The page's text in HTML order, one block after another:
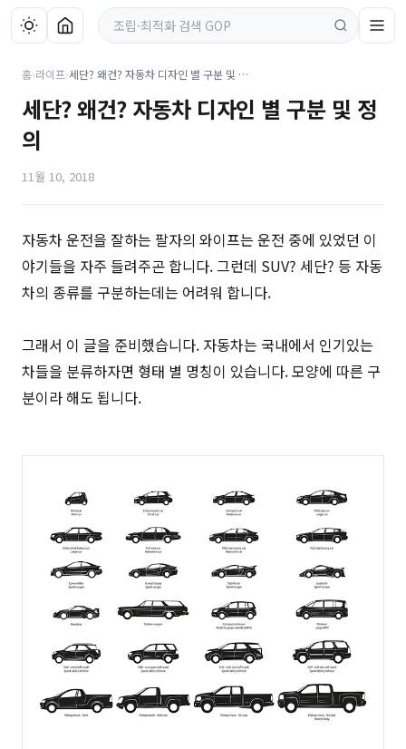
홈›라이프› 세단? 왜건? 자동차 디자인 별 구분 및 정의
세단? 왜건? 자동차 디자인 별 구분 및 정
의
11월 10, 2018
자동차 운전을 잘하는 팔자의 와이프는 운전 중에 있었던 이
야기들을 자주 들려주곤 합니다. 그런데 SUV? 세단? 등 자동
차의 종류를 구분하는데는 어려워 합니다.
그래서 이 글을 준비했습니다. 자동차는 국내에서 인기있는
차들을 분류하자면 형태 별 명칭이 있습니다. 모양에 따른 구
분이라 해도 됩니다.